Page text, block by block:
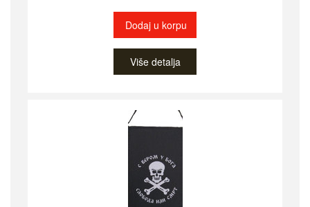
Dodaj u korpu
Više detalja